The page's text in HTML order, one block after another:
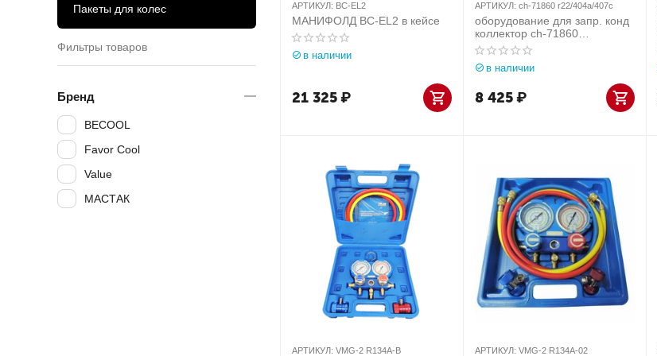
АРТИКУЛ: BC-EL2
МАНИФОЛД BC-EL2 в кейсе
в наличии
21 325₽
АРТИКУЛ: ch-71860 r22/404a/407c
оборудование для запр. конд
коллектор ch-71860
r22/404a/407c
манометрический 3-х
вентильный
в наличии
8 425₽
АРТИКУЛ: VMG-2 R134A-B АРТИКУЛ: VMG-2 R134A-02
Пакеты для колес
Фильтры товаров
Бренд
BECOOL
Favor Cool
Value
МАСТАК